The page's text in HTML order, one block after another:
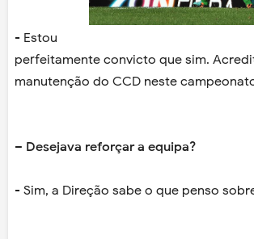
- Estou
perfeitamente convicto que sim.
manutenção do CCD neste
– Desejava reforçar a equipa?
- Sim, a Direção sabe o que penso